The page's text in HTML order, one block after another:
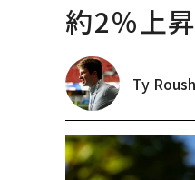
約2％上昇
Ty